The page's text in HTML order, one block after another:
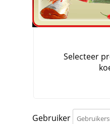
Gebruiker